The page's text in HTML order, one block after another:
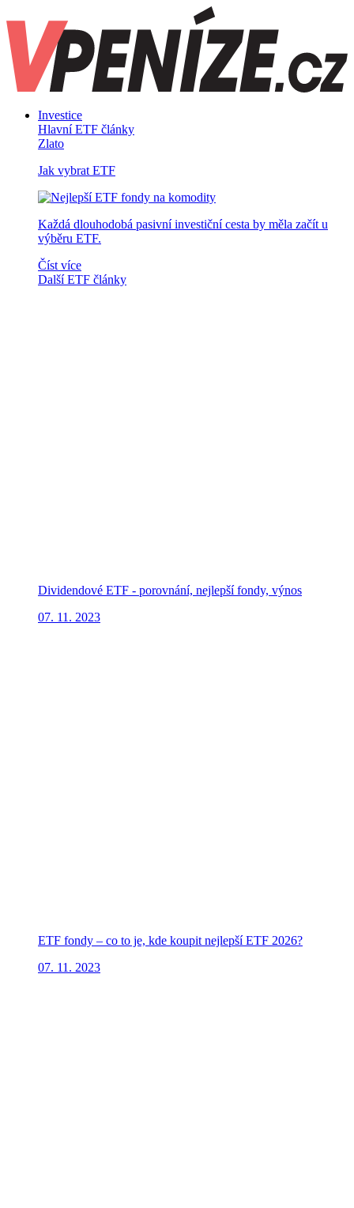
Investice
Hlavní ETF články
Zlato
Jak vybrat ETF
Každá dlouhodobá pasivní investiční cesta by měla začít u
výběru ETF.
Číst více
Další ETF články
Dividendové ETF - porovnání, nejlepší fondy, výnos
07. 11. 2023
ETF fondy – co to je, kde koupit nejlepší ETF 2026?
07. 11. 2023